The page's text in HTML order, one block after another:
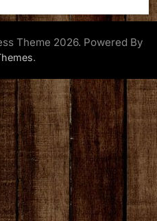
Theme 2026. Powered By
.